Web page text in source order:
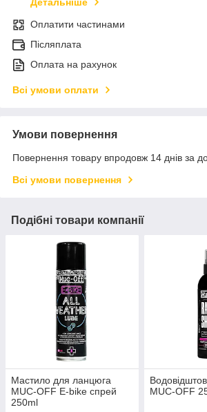
Детальніше
Оплатити частинами
Післяплата
Оплата на рахунок
Всі умови оплати
Умови повернення
Повернення товару впродовж 14 днів за
Всі умови повернення
Подібні товари компанії
Мастило для ланцюга
MUC-OFF E-bike спрей
250ml
MUC-OFF